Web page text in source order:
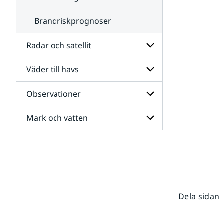
Brandriskprognoser
Radar och satellit
Undersidor
för
Radar
och
satellit
Väder till havs
Undersidor
för
Väder
till
havs
Observationer
Undersidor
för
Mark och vatten
Dela sidan